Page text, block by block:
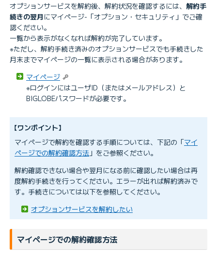
オプションサービスを解約後、解約状況を確認するには、 解約手
続きの翌月 にマイページ-「オプション・セキュリティ」でご確
認ください。
一覧から表示がなくなれば解約が完了しています。
※ただし、解約手続き済みのオプションサービスでも手続きした
月末までマイページの一覧に表示される場合があります。
マイページ
※ログインにはユーザID（またはメールアドレス）と
BIGLOBEパスワードが必要です。
【ワンポイント】
マイページで解約を確認する手順については、下記の「マイ
ページでの解約確認方法 」をご参照ください。
解約確認できない場合や翌月になる前に確認したい場合は再
度解約手続きを行ってください。エラーが出れば解約済みで
す。手続きについては以下を参照してください。
オプションサービスを解約したい
マイページでの解約確認方法